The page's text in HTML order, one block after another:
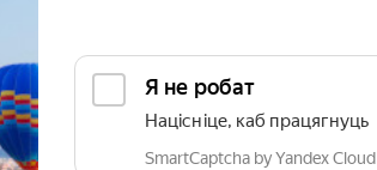
Я не робат
Націсніце, каб працягнуць
SmartCaptcha by Yandex Cloud